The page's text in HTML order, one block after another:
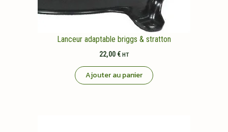
Lanceur adaptable briggs & stratton
22,00 € HT
Ajouter au panier